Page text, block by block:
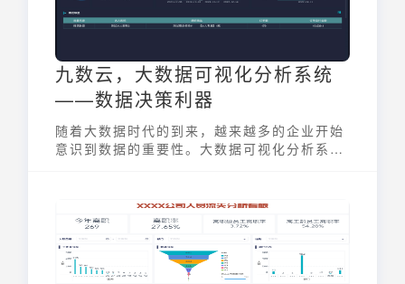
九数云，大数据可视化分析系统
——数据决策利器
随着大数据时代的到来，越来越多的企业开始
意识到数据的重要性。大数据可视化分析系统